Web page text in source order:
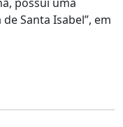
Santa Isabel”, em